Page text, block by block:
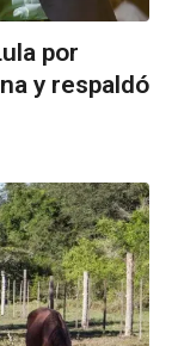
por
y respaldó